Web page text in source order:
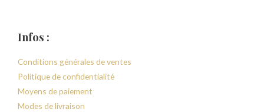
Infos :
Conditions générales de ventes
Politique de confidentialité
Moyens de paiement
Modes de livraison